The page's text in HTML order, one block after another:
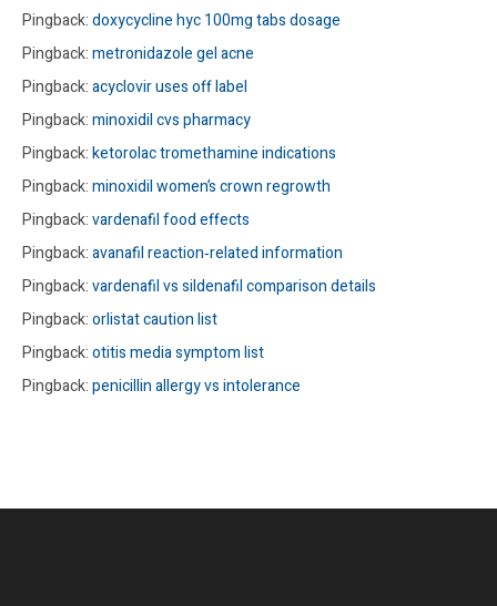
Pingback:doxycycline hyc 100mg tabs dosage
Pingback:metronidazole gel acne
Pingback:acyclovir uses off label
Pingback:minoxidil cvs pharmacy
Pingback:ketorolac tromethamine indications
Pingback:minoxidil women’s crown regrowth
Pingback:vardenafil food effects
Pingback:avanafil reaction‑related information
Pingback:vardenafil vs sildenafil comparison details
Pingback:orlistat caution list
Pingback:otitis media symptom list
Pingback:penicillin allergy vs intolerance